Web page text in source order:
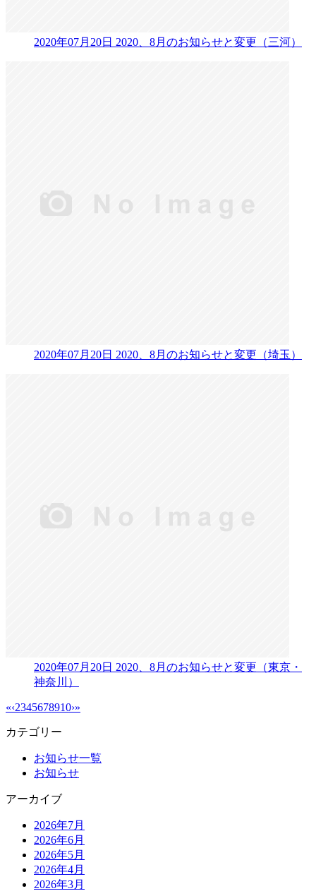
2020年07月20日 2020、8月のお知らせと変更（三河）
2020年07月20日 2020、8月のお知らせと変更（埼玉）
2020年07月20日 2020、8月のお知らせと変更（東京・
神奈川）
«‹2345678910›»
カテゴリー
お知らせ一覧
お知らせ
アーカイブ
2026年7月
2026年6月
2026年5月
2026年4月
2026年3月